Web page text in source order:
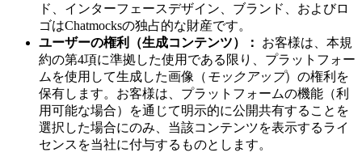
ド、インターフェースデザイン、ブランド、およびロ
ゴはChatmocksの独占的な財産です。
ユーザーの権利（生成コンテンツ）：
お客様は、本規
約の第4項に準拠した使用である限り、プラットフォー
ムを使用して生成した画像（ モックアップ）の権利を
保有します。お客様は、プラットフォームの機能（利
用可能な場合）を通じて明示的に公開共有することを
選択した場合にのみ、当該コンテンツを表示するライ
センスを当社に付与するものとします。